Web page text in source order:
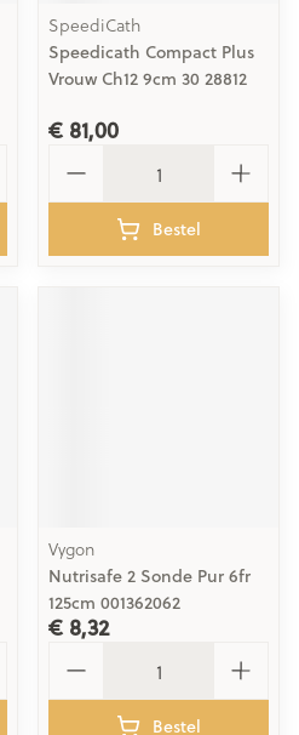
SpeediCath
Speedicath Compact Plus
Vrouw Ch12 9cm 30 28812
€ 81,00
Bestel
Vygon
Nutrisafe 2 Sonde Pur 6fr
125cm 001362062
€ 8,32
Bestel